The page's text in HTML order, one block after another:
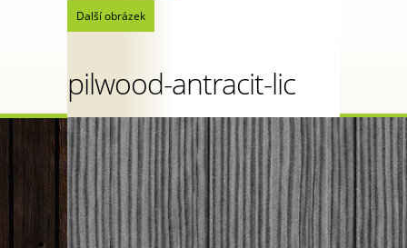
Další obrázek
pilwood-antracit-lic